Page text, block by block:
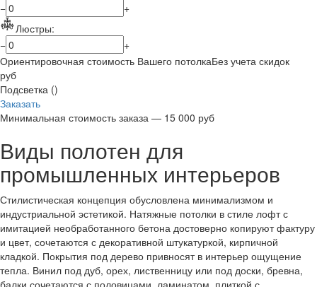
−
+
Люстры:
−
+
Ориентировочная стоимость Вашего потолкаБез учета скидок
руб
Подсветка ()
Заказать
Минимальная стоимость заказа — 15 000 руб
Виды полотен для
промышленных интерьеров
Стилистическая концепция обусловлена минимализмом и
индустриальной эстетикой. Натяжные потолки в стиле лофт с
имитацией необработанного бетона достоверно копируют фактуру
и цвет, сочетаются с декоративной штукатуркой, кирпичной
кладкой. Покрытия под дерево привносят в интерьер ощущение
тепла. Винил под дуб, орех, лиственницу или под доски, бревна,